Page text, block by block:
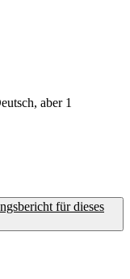
aber 1
für dieses